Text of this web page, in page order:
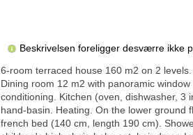
Beskrivelsen foreligger desværre ikke
6-room terraced house 160 m2 on 2
Dining room 12 m2 with panoramic
conditioning. Kitchen (oven, dishwasher, 3
hand-basin. Heating. On the lower ground
french bed (140 cm, length 190 cm).